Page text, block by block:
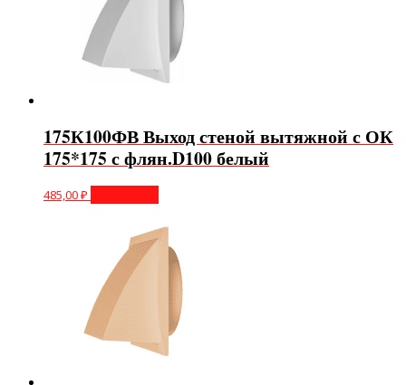
175К100ФВ Выход стеной вытяжной с ОК
175*175 с флян.D100 белый
485,00₽